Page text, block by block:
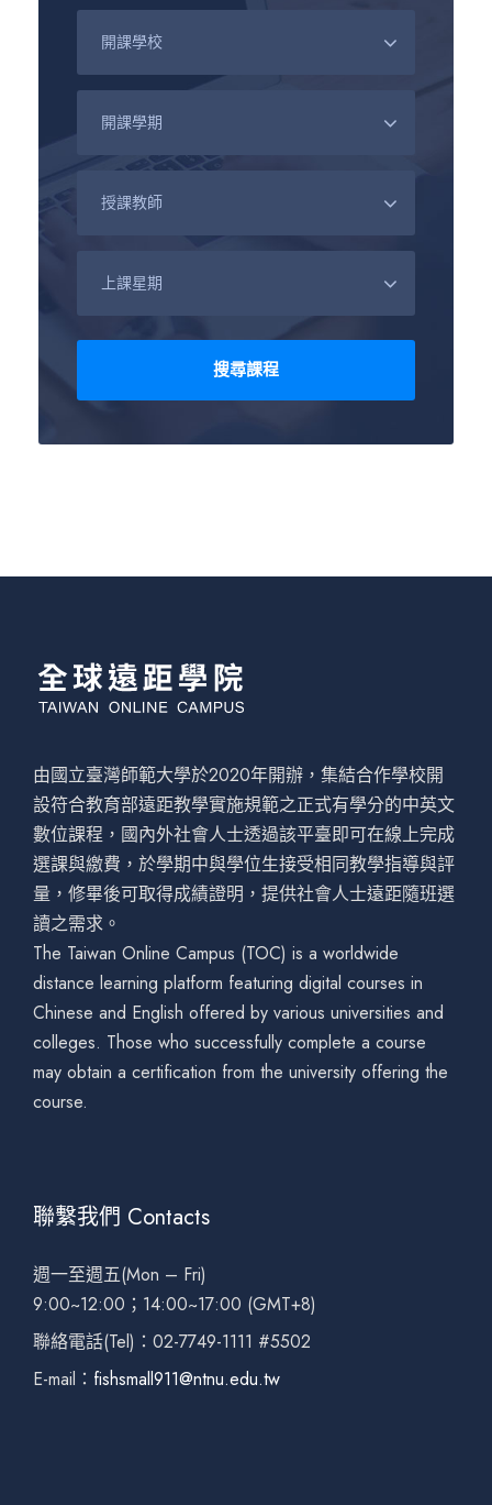
由國立臺灣師範大學於2020年開辦，集結合作學校開
設符合教育部遠距教學實施規範之正式有學分的中英文
數位課程，國內外社會人士透過該平臺即可在線上完成
選課與繳費，於學期中與學位生接受相同教學指導與評
量，修畢後可取得成績證明，提供社會人士遠距隨班選
讀之需求。
The Taiwan Online Campus (TOC) is a worldwide
distance learning platform featuring digital courses in
Chinese and English offered by various universities and
colleges. Those who successfully complete a course
may obtain a certification from the university offering the
course.
聯繫我們 Contacts
週一至週五(Mon – Fri)
9:00~12:00；14:00~17:00 (GMT+8)
聯絡電話(Tel)：02-7749-1111 #5502
E-mail： fishsmall911@ntnu.edu.tw